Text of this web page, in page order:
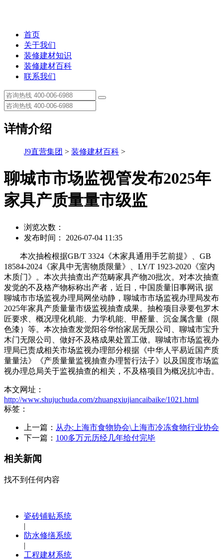
首页
关于我们
装修建材知识
装修建材百科
联系我们
详情介绍
J9直营集团 > 装修建材百科 >
聊城市市场监视管发布2025年
家具产质量量市级监
浏览次数：
发布时间： 2026-07-04 11:35
本次抽检根据GB/T 3324《木家具通用手艺前提》、GB
18584-2024《家具中无害物质限量》、LY/T 1923-2020《室内
木质门》。本次共抽查出产范畴家具产物20批次。对本次抽查
发觉的不及格产物标称出产者，近日，中国质量旧事网讯 据
聊城市市场监视办理局网坐动静，聊城市市场监视办理局发布
2025年家具产质量量市级监视抽查成果。抽检项目录要包罗木
匠要求、概况理化机能、力学机能、甲醛量、沉金属含量（限
色漆）等。本次抽查发觉阳谷华怡家居无限公司、聊城市宝升
木门无限公司、做好不及格成果处置工做。聊城市市场监视办
理局已责成相关市场监视办理部分根据《中华人平易近国产质
量量法》《产质量量监视抽查办理暂行法子》以及国度市场监
视办理总局关于监视抽查的相关，不及格项目为概况抗冲击。
本文网址：
http://www.shujuchuda.com/zhuangxiujiancaibaike/1021.html
标签：
上一篇： 从办:上海市食物协会\上海市冷冻食物行业协会
下一篇： 100多万元历经几年给付完毕
相关新闻
找不到任何内容
瓷砖铺贴系统
|
防水修缮系统
|
工程建材系统